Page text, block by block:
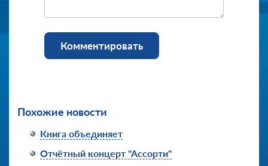
Комментировать
Похожие новости
Книга объединяет
Отчётный концерт "Ассорти"